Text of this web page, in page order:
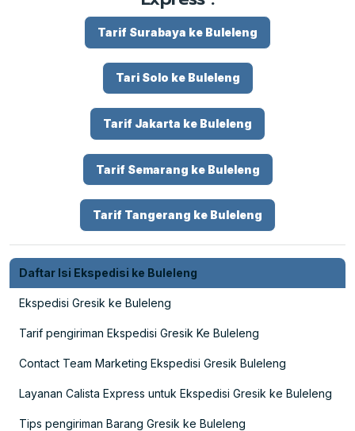
Tarif Surabaya ke Buleleng
Tari Solo ke Buleleng
Tarif Jakarta ke Buleleng
Tarif Semarang ke Buleleng
Tarif Tangerang ke Buleleng
Daftar Isi Ekspedisi ke Buleleng
Ekspedisi Gresik ke Buleleng
Tarif pengiriman Ekspedisi Gresik Ke Buleleng
Contact Team Marketing Ekspedisi Gresik Buleleng
Layanan Calista Express untuk Ekspedisi Gresik ke Buleleng
Tips pengiriman Barang Gresik ke Buleleng